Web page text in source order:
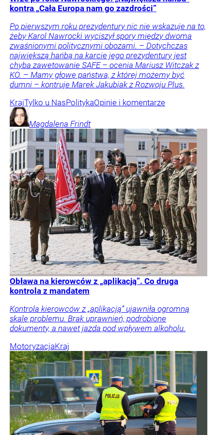
kontra „Cała Europa nam go zazdrości”
Po pierwszym roku prezydentury nic nie wskazuje na to,
żeby Karol Nawrocki wyciszył spory między dwoma
zwaśnionymi politycznymi obozami. – Dotychczas
największą hańbą na karcie jego prezydentury jest
chyba zawetowanie SAFE – ocenia Mariusz Witczak z
KO. – Mamy głowę państwa, z której możemy być
dumni – kontruje Marek Jakubiak z Rozwoju Plus.
KrajTylko u NasPolitykaOpinie i komentarze
Magdalena Frindt
Obława na kierowców z „aplikacją”. Co druga
kontrola z mandatem
Kontrola kierowców z „aplikacją” ujawniła ogromną
skalę problemu. Brak uprawnień, podrobione
dokumenty, a nawet jazda pod wpływem alkoholu.
MotoryzacjaKraj